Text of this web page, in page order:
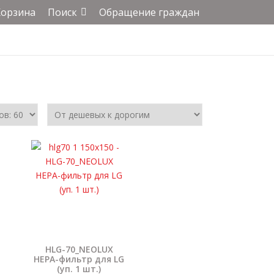
Поиск Обращение граждан
HLG-70_NEOLUX
HEPA-фильтр для LG
(уп. 1 шт.)